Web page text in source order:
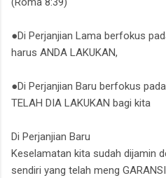
●Di Perjanjian Lama berfokus
harus ANDA LAKUKAN,
●Di Perjanjian Baru berfokus
TELAH DIA LAKUKAN bagi kita
Di Perjanjian Baru
Keselamatan kita sudah dijamin
sendiri yang telah meng GARANSI